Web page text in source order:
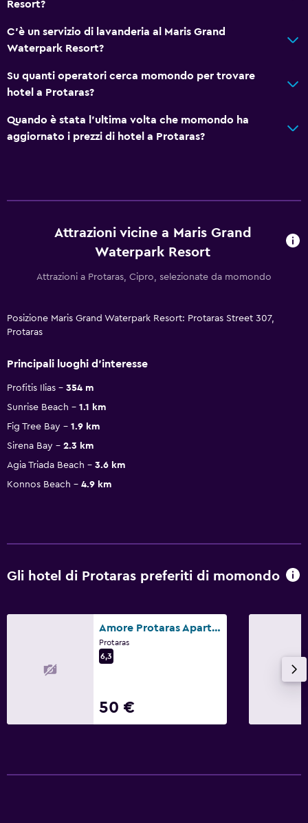
Resort?
C'è un servizio di lavanderia al Maris Grand
Waterpark Resort?
Su quanti operatori cerca momondo per trovare
hotel a Protaras?
Quando è stata l'ultima volta che momondo ha
aggiornato i prezzi di hotel a Protaras?
Attrazioni vicine a Maris Grand
Waterpark Resort
Attrazioni a Protaras, Cipro, selezionate da momondo
Posizione Maris Grand Waterpark Resort: Protaras Street 307,
Protaras
Principali luoghi d'interesse
Profitis Ilias
354 m
Sunrise Beach
1.1 km
Fig Tree Bay
1.9 km
Sirena Bay
2.3 km
Agia Triada Beach
3.6 km
Konnos Beach
4.9 km
Gli hotel di Protaras preferiti di momondo
Amore Protaras Apartments
Protaras
6,3
50 €